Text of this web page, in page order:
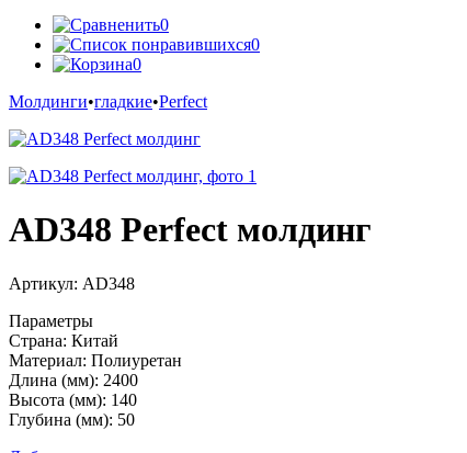
0
0
0
Молдинги•гладкие•Perfect
AD348 Perfect молдинг
Артикул: AD348
Параметры
Страна: Китай
Материал: Полиуретан
Длина (мм): 2400
Высота (мм): 140
Глубина (мм): 50